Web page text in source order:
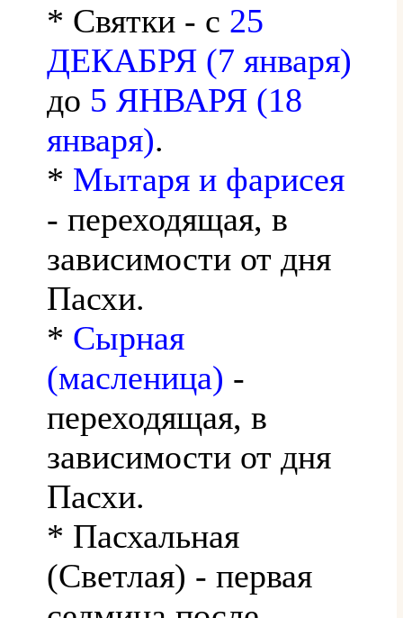
* Святки - с 25
ДЕКАБРЯ (7 января)
до 5 ЯНВАРЯ (18
января).
* Мытаря и фарисея
- переходящая, в
зависимости от дня
Пасхи.
* Сырная
(масленица) -
переходящая, в
зависимости от дня
Пасхи.
* Пасхальная
(Светлая) - первая